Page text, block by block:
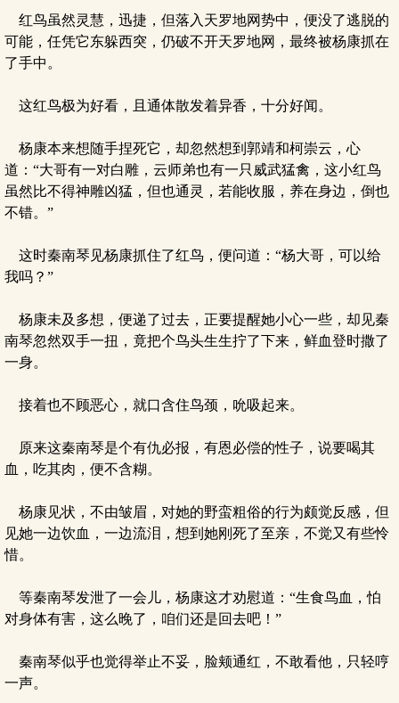
红鸟虽然灵慧，迅捷，但落入天罗地网势中，便没了逃脱的
可能，任凭它东躲西突，仍破不开天罗地网，最终被杨康抓在
了手中。
这红鸟极为好看，且通体散发着异香，十分好闻。
杨康本来想随手捏死它，却忽然想到郭靖和柯崇云，心
道：“大哥有一对白雕，云师弟也有一只威武猛禽，这小红鸟
虽然比不得神雕凶猛，但也通灵，若能收服，养在身边，倒也
不错。”
这时秦南琴见杨康抓住了红鸟，便问道：“杨大哥，可以给
我吗？”
杨康未及多想，便递了过去，正要提醒她小心一些，却见秦
南琴忽然双手一扭，竟把个鸟头生生拧了下来，鲜血登时撒了
一身。
接着也不顾恶心，就口含住鸟颈，吮吸起来。
原来这秦南琴是个有仇必报，有恩必偿的性子，说要喝其
血，吃其肉，便不含糊。
杨康见状，不由皱眉，对她的野蛮粗俗的行为颇觉反感，但
见她一边饮血，一边流泪，想到她刚死了至亲，不觉又有些怜
惜。
等秦南琴发泄了一会儿，杨康这才劝慰道：“生食鸟血，怕
对身体有害，这么晚了，咱们还是回去吧！”
秦南琴似乎也觉得举止不妥，脸颊通红，不敢看他，只轻哼
一声。